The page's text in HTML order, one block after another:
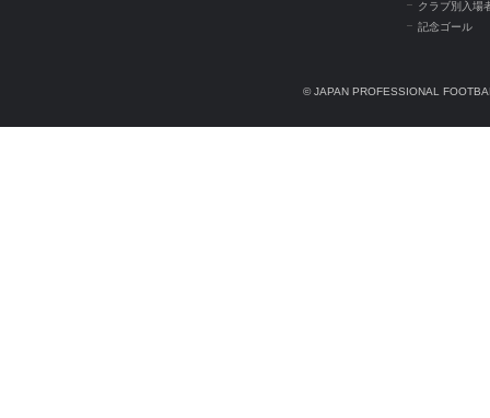
クラブ別入場
記念ゴール
© JAPAN PROFESSIONAL